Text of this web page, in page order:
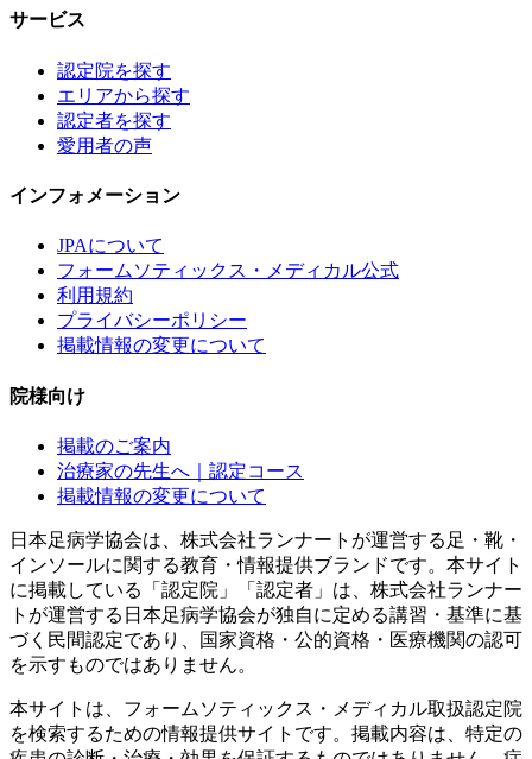
サービス
認定院を探す
エリアから探す
認定者を探す
愛用者の声
インフォメーション
JPAについて
フォームソティックス・メディカル公式
利用規約
プライバシーポリシー
掲載情報の変更について
院様向け
掲載のご案内
治療家の先生へ｜認定コース
掲載情報の変更について
日本足病学協会は、株式会社ランナートが運営する足・靴・
インソールに関する教育・情報提供ブランドです。本サイト
に掲載している「認定院」「認定者」は、株式会社ランナー
トが運営する日本足病学協会が独自に定める講習・基準に基
づく民間認定であり、国家資格・公的資格・医療機関の認可
を示すものではありません。
本サイトは、フォームソティックス・メディカル取扱認定院
を検索するための情報提供サイトです。掲載内容は、特定の